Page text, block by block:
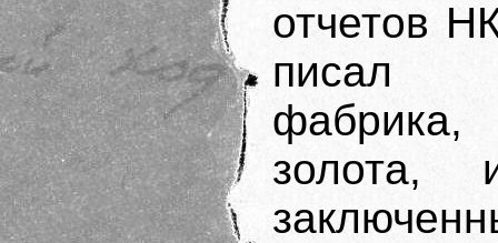
отчетов
писал
фабрика,
золота,